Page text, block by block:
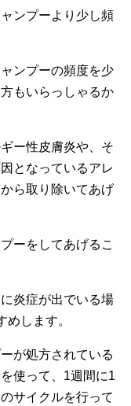
ンプーより少し頻
ンプーの頻度を少
もいらっしゃるか
ー性皮膚炎や、そ
となっているアレ
ら取り除いてあげ
ーをしてあげるこ
炎症が出でいる場
します。
が処方されている
使って、1週間に1
サイクルを行って